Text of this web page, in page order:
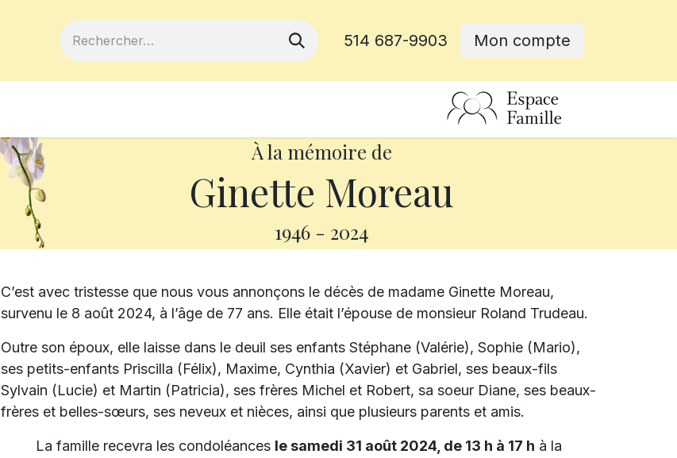
514 687-9903 Mon compte
À la mémoire de
Ginette Moreau
1946 - 2024
C’est avec tristesse que nous vous annonçons le décès de madame Ginette Moreau,
survenu le 8 août 2024, à l’âge de 77 ans. Elle était l’épouse de monsieur Roland Trudeau.
Outre son époux, elle laisse dans le deuil ses enfants Stéphane (Valérie), Sophie (Mario),
ses petits-enfants Priscilla (Félix), Maxime, Cynthia (Xavier) et Gabriel, ses beaux-fils
Sylvain (Lucie) et Martin (Patricia), ses frères Michel et Robert, sa soeur Diane, ses beaux-
frères et belles-sœurs, ses neveux et nièces, ainsi que plusieurs parents et amis.
La famille recevra les condoléances le samedi 31 août 2024, de 13 h à 17 h à la